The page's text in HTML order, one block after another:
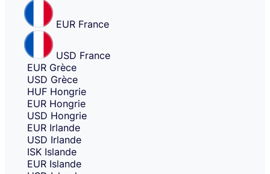
EUR France
USD France
EUR Grèce
USD Grèce
HUF Hongrie
EUR Hongrie
USD Hongrie
EUR Irlande
USD Irlande
ISK Islande
EUR Islande